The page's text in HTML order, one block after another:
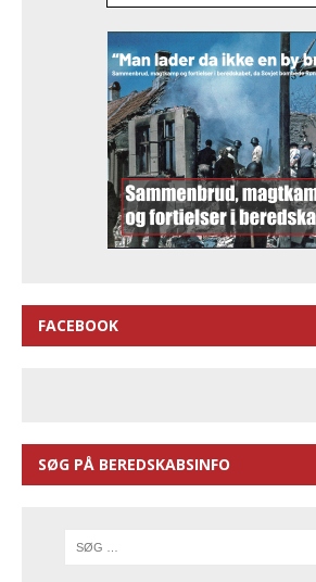
FACEBOOK
SØG PÅ BEREDSKABSINFO